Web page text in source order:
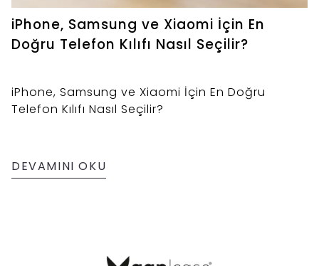
iPhone, Samsung ve Xiaomi İçin En
Doğru Telefon Kılıfı Nasıl Seçilir?
iPhone, Samsung ve Xiaomi İçin En Doğru
Telefon Kılıfı Nasıl Seçilir?
DEVAMINI OKU